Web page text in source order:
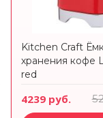
Kitchen Craft
хранения кофе
red
4239 руб.